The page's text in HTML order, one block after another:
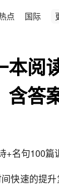
点 国际
阅
含答
+名句100篇
快速的提